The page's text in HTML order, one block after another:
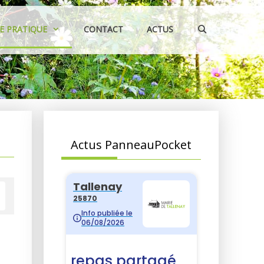
PRATIQUE CONTACT ACTUS
Actus PanneauPocket